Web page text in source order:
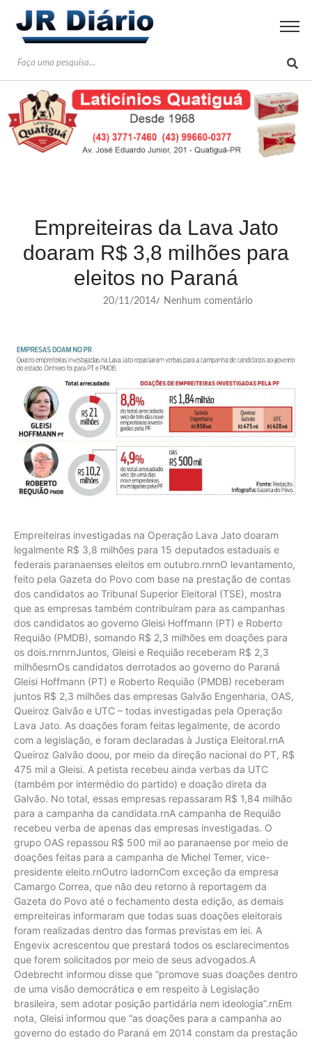
Empreiteiras da Lava Jato
doaram R$ 3,8 milhões para
eleitos no Paraná
20/11/2014/ Nenhum comentário
Empreiteiras investigadas na Operação Lava Jato doaram
legalmente R$ 3,8 milhões para 15 deputados estaduais e
federais paranaenses eleitos em outubro.rnrnO levantamento,
feito pela Gazeta do Povo com base na prestação de contas
dos candidatos ao Tribunal Superior Eleitoral (TSE), mostra
que as empresas também contribuíram para as campanhas
dos candidatos ao governo Gleisi Hoffmann (PT) e Roberto
Requião (PMDB), somando R$ 2,3 milhões em doações para
os dois.rnrnrnJuntos, Gleisi e Requião receberam R$ 2,3
milhõesrnOs candidatos derrotados ao governo do Paraná
Gleisi Hoffmann (PT) e Roberto Requião (PMDB) receberam
juntos R$ 2,3 milhões das empresas Galvão Engenharia, OAS,
Queiroz Galvão e UTC – todas investigadas pela Operação
Lava Jato. As doações foram feitas legalmente, de acordo
com a legislação, e foram declaradas à Justiça Eleitoral.rnA
Queiroz Galvão doou, por meio da direção nacional do PT, R$
475 mil a Gleisi. A petista recebeu ainda verbas da UTC
(também por intermédio do partido) e doação direta da
Galvão. No total, essas empresas repassaram R$ 1,84 milhão
para a campanha da candidata.rnA campanha de Requião
recebeu verba de apenas das empresas investigadas. O
grupo OAS repassou R$ 500 mil ao paranaense por meio de
doações feitas para a campanha de Michel Temer, vice-
presidente eleito.rnOutro ladornCom exceção da empresa
Camargo Correa, que não deu retorno à reportagem da
Gazeta do Povo até o fechamento desta edição, as demais
empreiteiras informaram que todas suas doações eleitorais
foram realizadas dentro das formas previstas em lei. A
Engevix acrescentou que prestará todos os esclarecimentos
que forem solicitados por meio de seus advogados.A
Odebrecht informou disse que “promove suas doações dentro
de uma visão democrática e em respeito à Legislação
brasileira, sem adotar posição partidária nem ideologia”.rnEm
nota, Gleisi informou que “as doações para a campanha ao
governo do estado do Paraná em 2014 constam da prestação